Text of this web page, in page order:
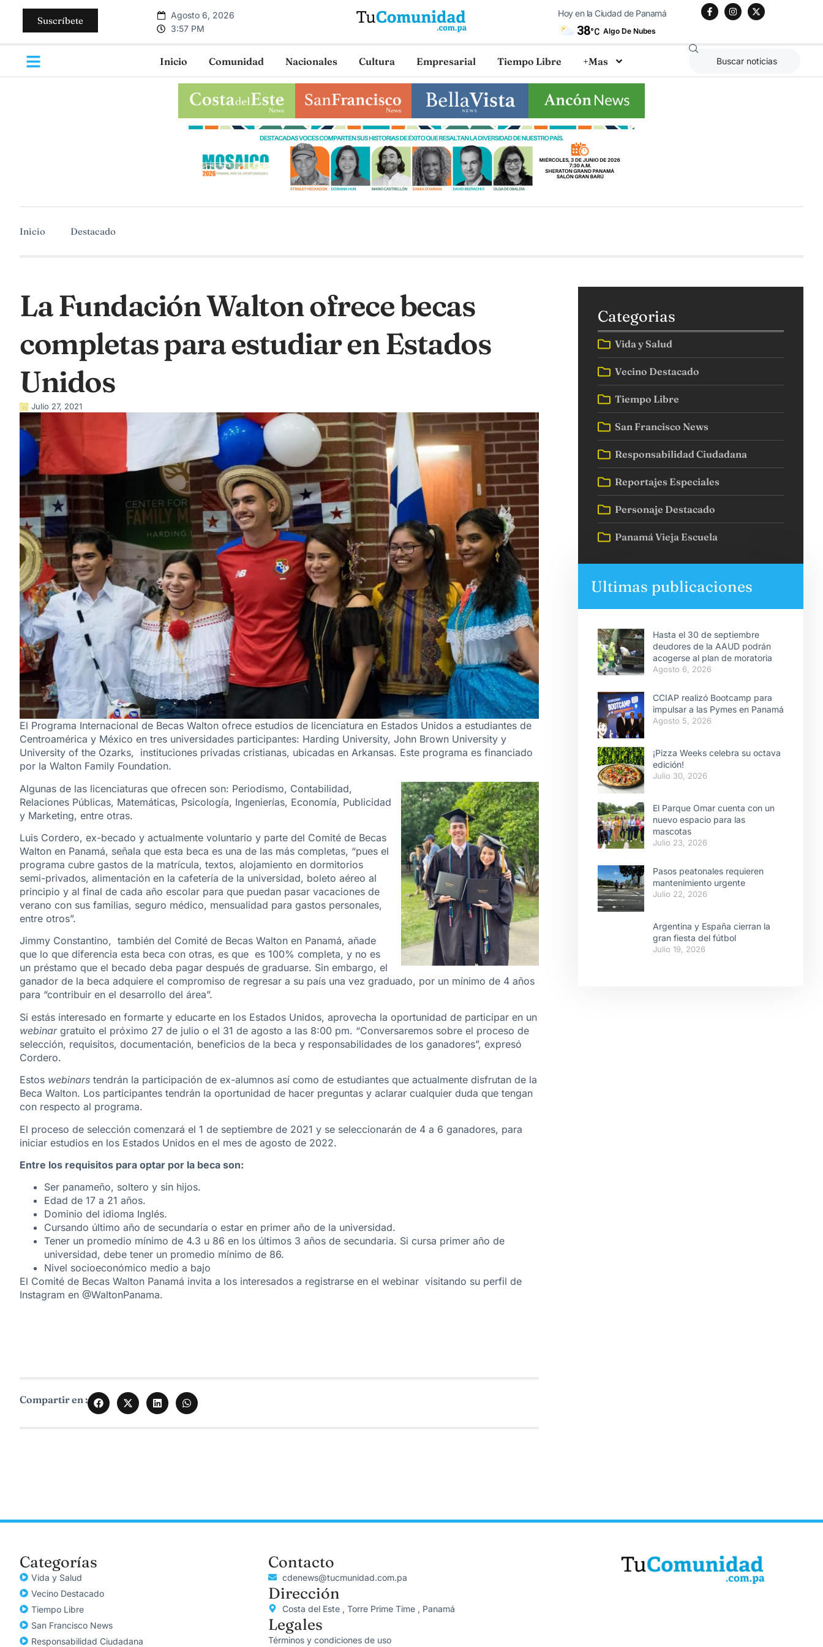
Suscríbete
Agosto 6, 2026
3:57 PM
Hoy en la Ciudad de Panamá
38°C Algo De Nubes
Inicio Comunidad Nacionales Cultura Empresarial Tiempo Libre +Mas
Inicio Destacado
La Fundación Walton ofrece becas
completas para estudiar en Estados
Unidos
Julio 27, 2021
El Programa Internacional de Becas Walton ofrece estudios de licenciatura en Estados Unidos a estudiantes de
Centroamérica y México en tres universidades participantes: Harding University, John Brown University y
University of the Ozarks, instituciones privadas cristianas, ubicadas en Arkansas. Este programa es financiado
por la Walton Family Foundation.
Algunas de las licenciaturas que ofrecen son: Periodismo, Contabilidad,
Relaciones Públicas, Matemáticas, Psicología, Ingenierías, Economía, Publicidad
y Marketing, entre otras.
Luis Cordero, ex-becado y actualmente voluntario y parte del Comité de Becas
Walton en Panamá, señala que esta beca es una de las más completas, “pues el
programa cubre gastos de la matrícula, textos, alojamiento en dormitorios
semi-privados, alimentación en la cafetería de la universidad, boleto aéreo al
principio y al final de cada año escolar para que puedan pasar vacaciones de
verano con sus familias, seguro médico, mensualidad para gastos personales,
entre otros”.
Jimmy Constantino, también del Comité de Becas Walton en Panamá, añade
que lo que diferencia esta beca con otras, es que es 100% completa, y no es
un préstamo que el becado deba pagar después de graduarse. Sin embargo, el
ganador de la beca adquiere el compromiso de regresar a su país una vez graduado, por un mínimo de 4 años
para “contribuir en el desarrollo del área”.
Si estás interesado en formarte y educarte en los Estados Unidos, aprovecha la oportunidad de participar en un
webinar gratuito el próximo 27 de julio o el 31 de agosto a las 8:00 pm. “Conversaremos sobre el proceso de
selección, requisitos, documentación, beneficios de la beca y responsabilidades de los ganadores”, expresó
Cordero.
Estos webinars tendrán la participación de ex-alumnos así como de estudiantes que actualmente disfrutan de la
Beca Walton. Los participantes tendrán la oportunidad de hacer preguntas y aclarar cualquier duda que tengan
con respecto al programa.
El proceso de selección comenzará el 1 de septiembre de 2021 y se seleccionarán de 4 a 6 ganadores, para
iniciar estudios en los Estados Unidos en el mes de agosto de 2022.
Entre los requisitos para optar por la beca son:
Ser panameño, soltero y sin hijos.
Edad de 17 a 21 años.
Dominio del idioma Inglés.
Cursando último año de secundaria o estar en primer año de la universidad.
Tener un promedio mínimo de 4.3 u 86 en los últimos 3 años de secundaria. Si cursa primer año de
universidad, debe tener un promedio mínimo de 86.
Nivel socioeconómico medio a bajo
El Comité de Becas Walton Panamá invita a los interesados a registrarse en el webinar visitando su perfil de
Instagram en @WaltonPanama.
Compartir en :
Categorias
Vida y Salud
Vecino Destacado
Tiempo Libre
San Francisco News
Responsabilidad Ciudadana
Reportajes Especiales
Personaje Destacado
Panamá Vieja Escuela
Ultimas publicaciones
Hasta el 30 de septiembre
deudores de la AAUD podrán
acogerse al plan de moratoria
Agosto 6, 2026
CCIAP realizó Bootcamp para
impulsar a las Pymes en Panamá
Agosto 5, 2026
¡Pizza Weeks celebra su octava
edición!
Julio 30, 2026
El Parque Omar cuenta con un
nuevo espacio para las
mascotas
Julio 23, 2026
Pasos peatonales requieren
mantenimiento urgente
Julio 22, 2026
Argentina y España cierran la
gran fiesta del fútbol
Julio 19, 2026
Categorías
Vida y Salud
Vecino Destacado
Tiempo Libre
San Francisco News
Responsabilidad Ciudadana
Contacto
cdenews@tucmunidad.com.pa
Dirección
Costa del Este , Torre Prime Time , Panamá
Legales
Términos y condiciones de uso